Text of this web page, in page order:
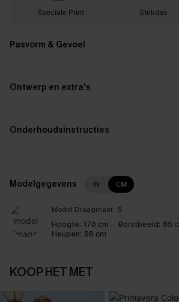
Speciale Print Strikdas
Pasvorm & Gevoel
Ontwerp en extra's
Onderhoudsinstructies
Modelgegevens IN CM
Model Draagmaat: S
Hoogte: 176 cm Borstbeeld: 85
Heupen: 88 cm
KOOP HET MET